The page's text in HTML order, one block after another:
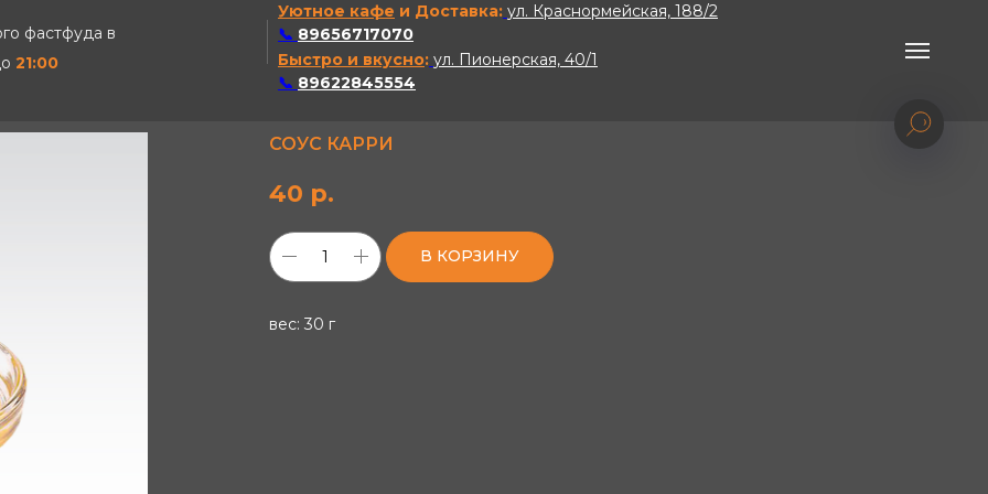
фастфуда в
21:00
Уютное кафе и Доставка: ул. Краснормейская, 188/2
📞 89656717070
Быстро и вкусно: ул. Пионерская, 40/1
📞 89622845554
СОУС КАРРИ
40 р.
В КОРЗИНУ
вес: 30 г